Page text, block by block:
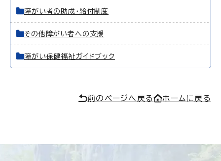
障がい者の助成・給付制度
その他障がい者への支援
障がい保健福祉ガイドブック
前のページへ戻る ホームに戻る